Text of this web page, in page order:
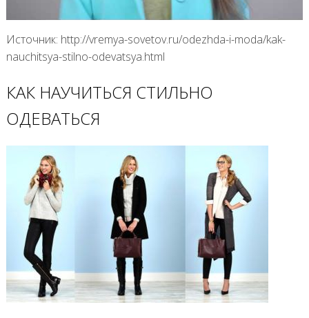
Источник: http://vremya-sovetov.ru/odezhda-i-moda/kak-
nauchitsya-stilno-odevatsya.html
КАК НАУЧИТЬСЯ СТИЛЬНО
ОДЕВАТЬСЯ